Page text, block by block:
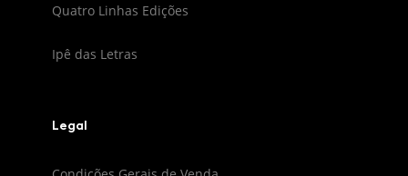
Quatro Linhas Edições
Ipê das Letras
Legal